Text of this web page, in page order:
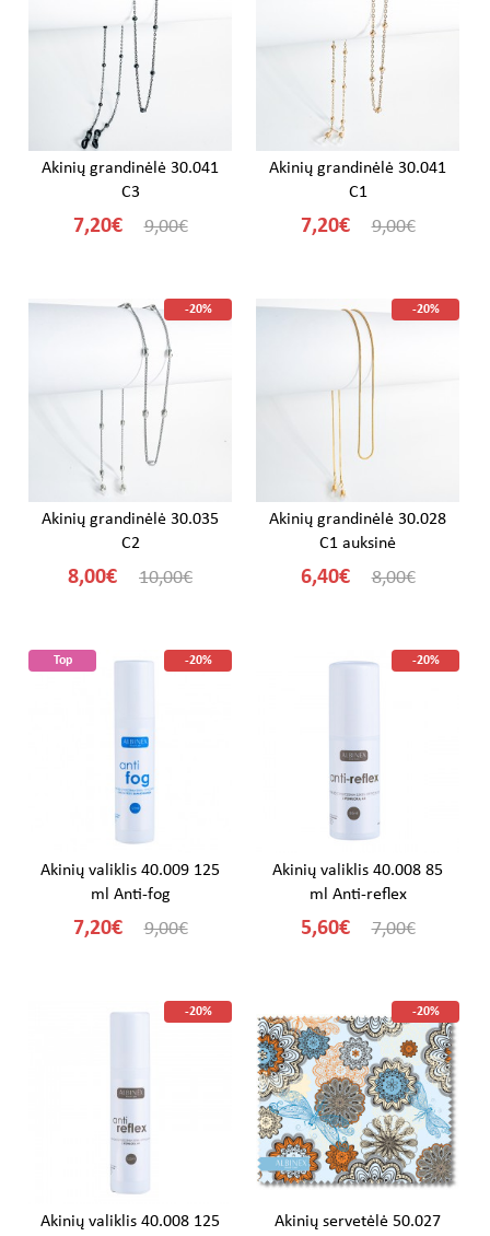
Akinių grandinėlė 30.041
C3
7,20€ 9,00€
Akinių grandinėlė 30.041
C1
7,20€ 9,00€
-20%
Akinių grandinėlė 30.035
C2
8,00€ 10,00€
-20%
Akinių grandinėlė 30.028
C1 auksinė
6,40€ 8,00€
Top -20%
Akinių valiklis 40.009 125
ml Anti-fog
7,20€ 9,00€
-20%
Akinių valiklis 40.008 85
ml Anti-reflex
5,60€ 7,00€
-20%
Akinių valiklis 40.008 125
-20%
Akinių servetėlė 50.027